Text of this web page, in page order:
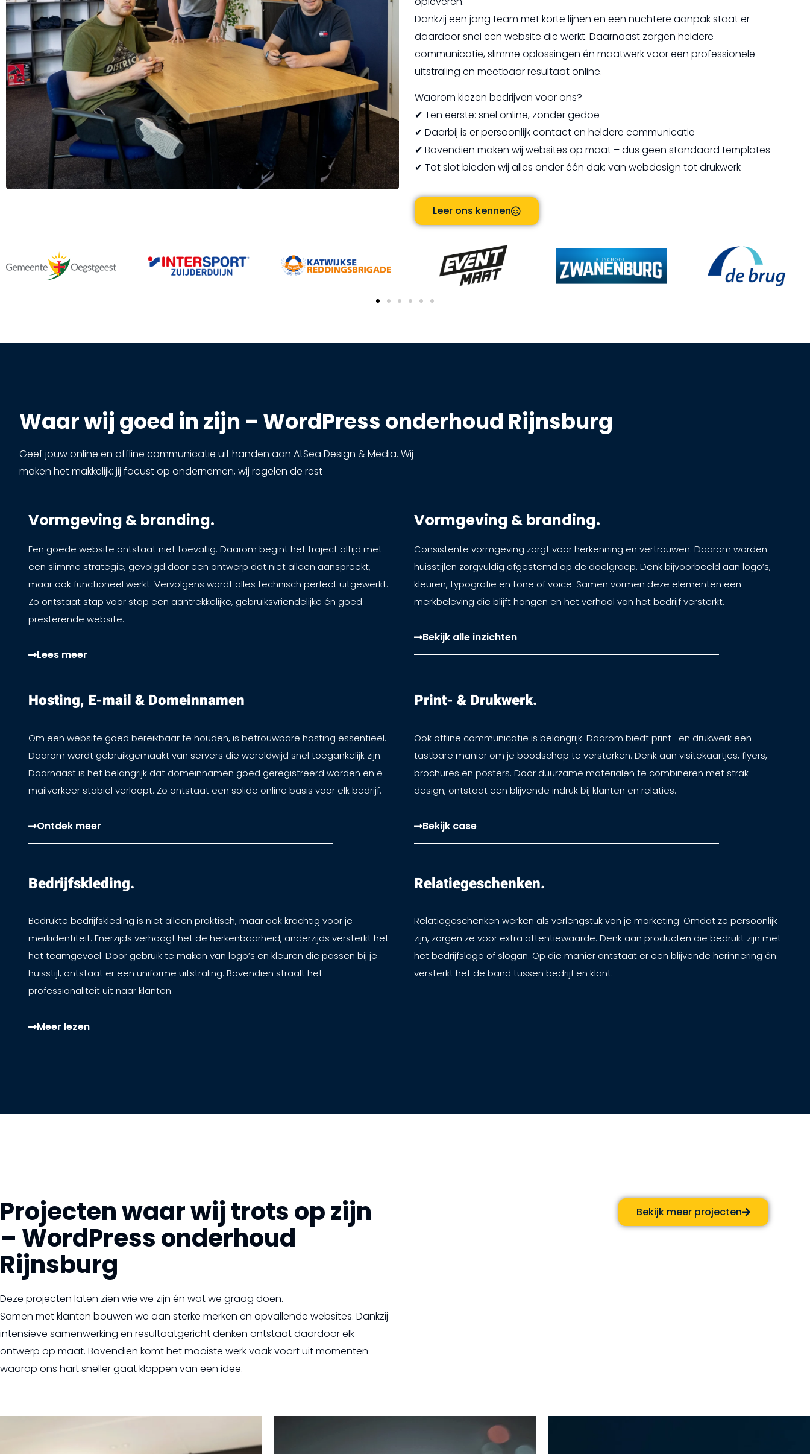
Dankzij een jong team met korte lijnen en een nuchtere aanpak staat er
daardoor snel een website die werkt. Daarnaast zorgen heldere
communicatie, slimme oplossingen én maatwerk voor een professionele
uitstraling en meetbaar resultaat online.
Waarom kiezen bedrijven voor ons?
✔ Ten eerste: snel online, zonder gedoe
✔ Daarbij is er persoonlijk contact en heldere communicatie
✔ Bovendien maken wij websites op maat – dus geen standaard templates
✔ Tot slot bieden wij alles onder één dak: van webdesign tot drukwerk
Leer ons kennen
Waar wij goed in zijn – WordPress onderhoud Rijnsburg
Geef jouw online en offline communicatie uit handen aan AtSea Design & Media. Wij
maken het makkelijk: jij focust op ondernemen, wij regelen de rest
Vormgeving & branding.
Een goede website ontstaat niet toevallig. Daarom begint het traject altijd met
een slimme strategie, gevolgd door een ontwerp dat niet alleen aanspreekt,
maar ook functioneel werkt. Vervolgens wordt alles technisch perfect uitgewerkt.
Zo ontstaat stap voor stap een aantrekkelijke, gebruiksvriendelijke én goed
presterende website.
Lees meer
Vormgeving & branding.
Consistente vormgeving zorgt voor herkenning en vertrouwen. Daarom worden
huisstijlen zorgvuldig afgestemd op de doelgroep. Denk bijvoorbeeld aan logo’s,
kleuren, typografie en tone of voice. Samen vormen deze elementen een
merkbeleving die blijft hangen en het verhaal van het bedrijf versterkt.
Bekijk alle inzichten
Hosting, E-mail & Domeinnamen​
Om een website goed bereikbaar te houden, is betrouwbare hosting essentieel.
Daarom wordt gebruikgemaakt van servers die wereldwijd snel toegankelijk zijn.
Daarnaast is het belangrijk dat domeinnamen goed geregistreerd worden en e-
mailverkeer stabiel verloopt. Zo ontstaat een solide online basis voor elk bedrijf.
Ontdek meer
Print- & Drukwerk.​
Ook offline communicatie is belangrijk. Daarom biedt print- en drukwerk een
tastbare manier om je boodschap te versterken. Denk aan visitekaartjes, flyers,
brochures en posters. Door duurzame materialen te combineren met strak
design, ontstaat een blijvende indruk bij klanten en relaties.
Bekijk case
Bedrijfskleding.​
Bedrukte bedrijfskleding is niet alleen praktisch, maar ook krachtig voor je
merkidentiteit. Enerzijds verhoogt het de herkenbaarheid, anderzijds versterkt het
het teamgevoel. Door gebruik te maken van logo’s en kleuren die passen bij je
huisstijl, ontstaat er een uniforme uitstraling. Bovendien straalt het
professionaliteit uit naar klanten.
Meer lezen
Relatiegeschenken. ​
Relatiegeschenken werken als verlengstuk van je marketing. Omdat ze persoonlijk
zijn, zorgen ze voor extra attentiewaarde. Denk aan producten die bedrukt zijn met
het bedrijfslogo of slogan. Op die manier ontstaat er een blijvende herinnering én
versterkt het de band tussen bedrijf en klant.
Projecten waar wij trots op zijn
– WordPress onderhoud
Rijnsburg
Deze projecten laten zien wie we zijn én wat we graag doen.
Samen met klanten bouwen we aan sterke merken en opvallende websites. Dankzij
intensieve samenwerking en resultaatgericht denken ontstaat daardoor elk
ontwerp op maat. Bovendien komt het mooiste werk vaak voort uit momenten
waarop ons hart sneller gaat kloppen van een idee.
Bekijk meer projecten